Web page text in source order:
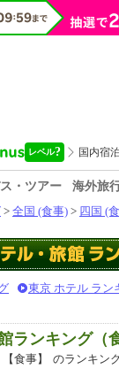
・ツアー
海外旅
> 全国 (食事) > 四国 (
東京 ホテル ラン
ランキング（
食事】 のランキン